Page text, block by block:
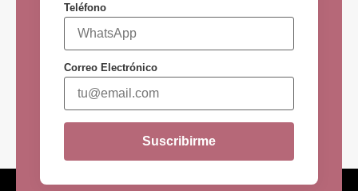
Teléfono
Correo Electrónico
Suscribirme